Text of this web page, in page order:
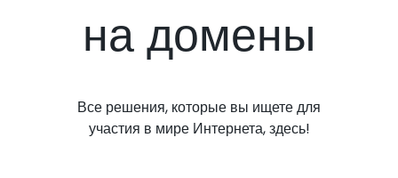
на домены
Все решения, которые вы ищете для
участия в мире Интернета, здесь!